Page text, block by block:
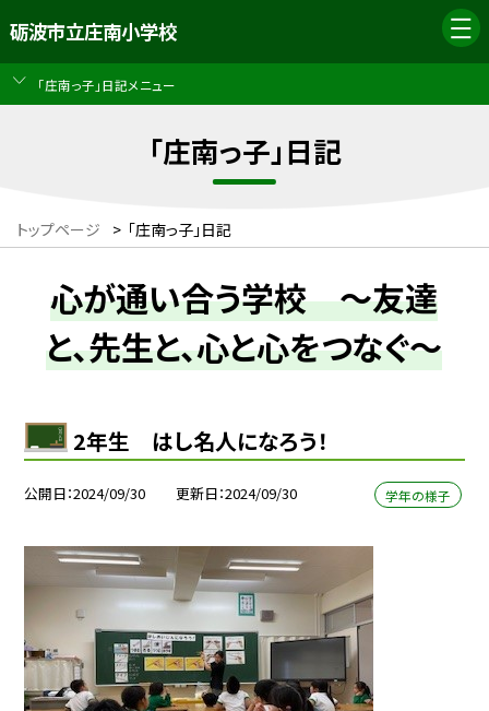
砺波市立庄南小学校
「庄南っ子」日記メニュー
「庄南っ子」日記
トップページ > 「庄南っ子」日記
心が通い合う学校 ～友達
と、先生と、心と心をつなぐ～
2年生 はし名人になろう！
公開日 2024/09/30 更新日 2024/09/30 学年の様子